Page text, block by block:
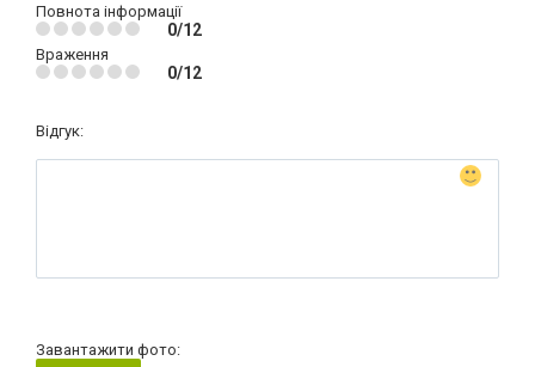
Повнота інформації
0/12
Враження
0/12
Відгук:
Завантажити фото: